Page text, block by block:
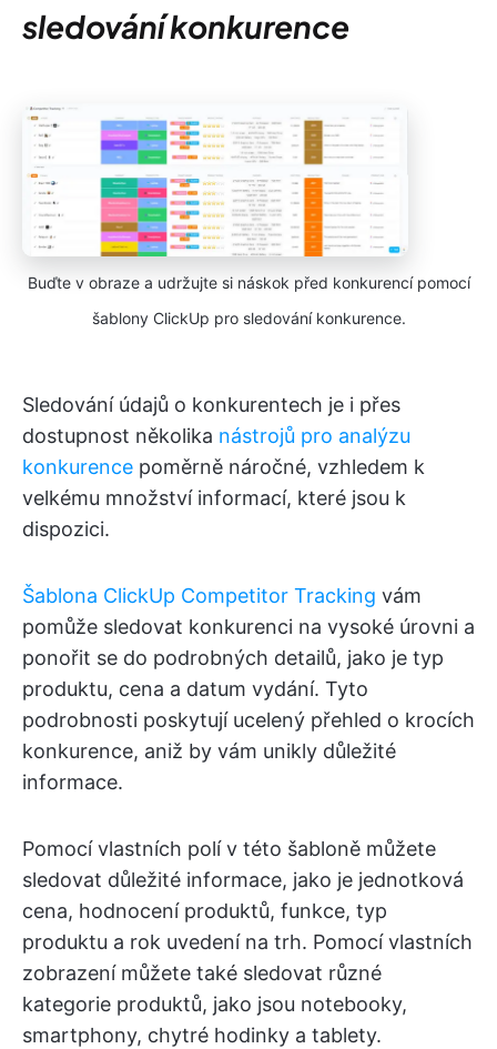
sledování konkurence
Buďte v obraze a udržujte si náskok před konkurencí pomocí
šablony ClickUp pro sledování konkurence.
Sledování údajů o konkurentech je i přes
dostupnost několika nástrojů pro analýzu
konkurence poměrně náročné, vzhledem k
velkému množství informací, které jsou k
dispozici.
Šablona ClickUp Competitor Tracking vám
pomůže sledovat konkurenci na vysoké úrovni a
ponořit se do podrobných detailů, jako je typ
produktu, cena a datum vydání. Tyto
podrobnosti poskytují ucelený přehled o krocích
konkurence, aniž by vám unikly důležité
informace.
Pomocí vlastních polí v této šabloně můžete
sledovat důležité informace, jako je jednotková
cena, hodnocení produktů, funkce, typ
produktu a rok uvedení na trh. Pomocí vlastních
zobrazení můžete také sledovat různé
kategorie produktů, jako jsou notebooky,
smartphony, chytré hodinky a tablety.